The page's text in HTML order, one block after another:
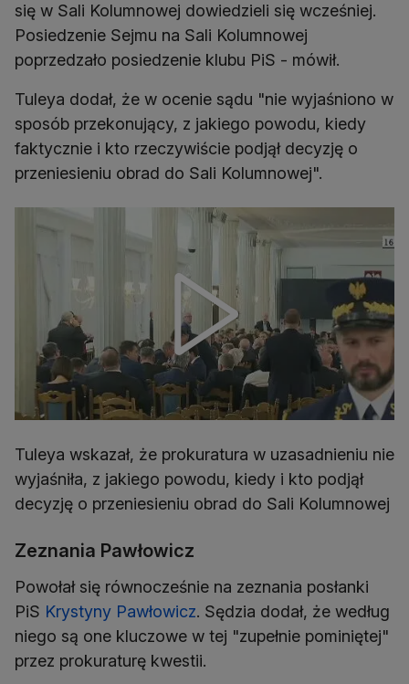
się w Sali Kolumnowej dowiedzieli się wcześniej.
Posiedzenie Sejmu na Sali Kolumnowej
poprzedzało posiedzenie klubu PiS - mówił.
Tuleya dodał, że w ocenie sądu "nie wyjaśniono w
sposób przekonujący, z jakiego powodu, kiedy
faktycznie i kto rzeczywiście podjął decyzję o
przeniesieniu obrad do Sali Kolumnowej".
Tuleya wskazał, że prokuratura w uzasadnieniu nie
wyjaśniła, z jakiego powodu, kiedy i kto podjął
decyzję o przeniesieniu obrad do Sali Kolumnowej
Zeznania Pawłowicz
Powołał się równocześnie na zeznania posłanki
PiS Krystyny Pawłowicz. Sędzia dodał, że według
niego są one kluczowe w tej "zupełnie pominiętej"
przez prokuraturę kwestii.